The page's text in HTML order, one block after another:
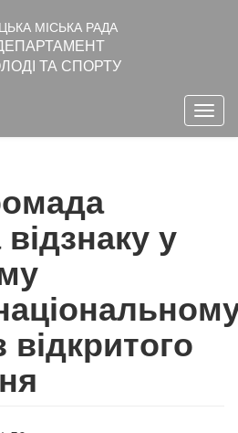
МІСЬКА РАДА
ТА СПОРТУ
у
відкритого